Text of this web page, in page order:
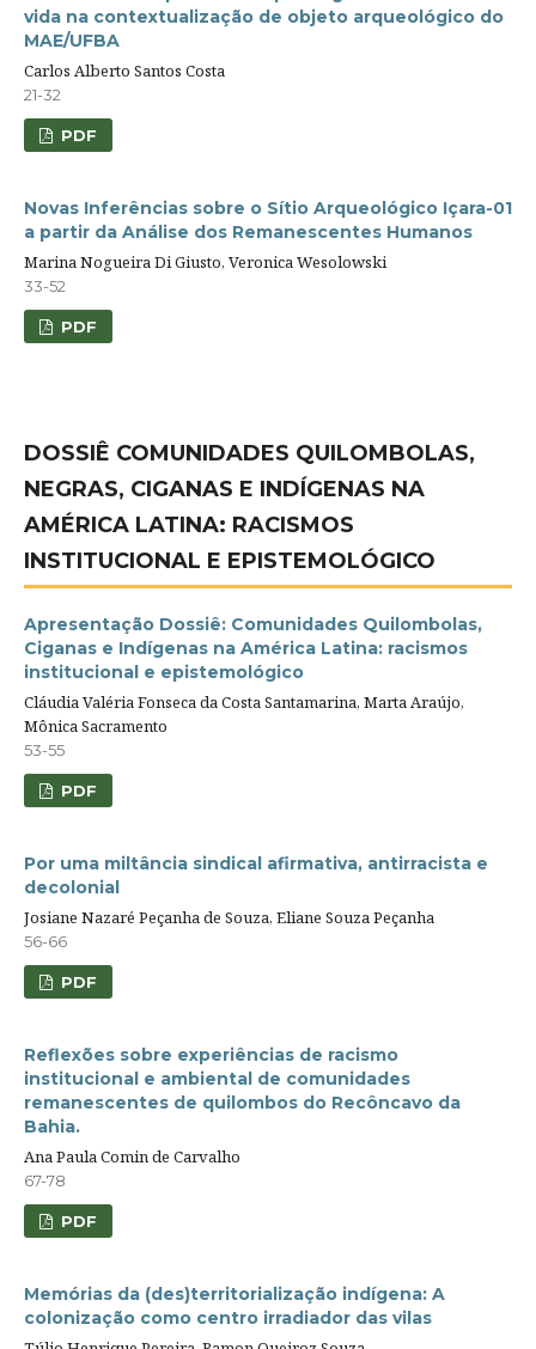
vida na contextualização de objeto arqueológico do
MAE/UFBA
Carlos Alberto Santos Costa
21-32
PDF
Novas Inferências sobre o Sítio Arqueológico Içara-01
a partir da Análise dos Remanescentes Humanos
Marina Nogueira Di Giusto, Veronica Wesolowski
33-52
PDF
DOSSIÊ COMUNIDADES QUILOMBOLAS,
NEGRAS, CIGANAS E INDÍGENAS NA
AMÉRICA LATINA: RACISMOS
INSTITUCIONAL E EPISTEMOLÓGICO
Apresentação Dossiê: Comunidades Quilombolas,
Ciganas e Indígenas na América Latina: racismos
institucional e epistemológico
Cláudia Valéria Fonseca da Costa Santamarina, Marta Araújo,
Mônica Sacramento
53-55
PDF
Por uma miltância sindical afirmativa, antirracista e
decolonial
Josiane Nazaré Peçanha de Souza, Eliane Souza Peçanha
56-66
PDF
Reflexões sobre experiências de racismo
institucional e ambiental de comunidades
remanescentes de quilombos do Recôncavo da
Bahia.
Ana Paula Comin de Carvalho
67-78
PDF
Memórias da (des)territorialização indígena: A
colonização como centro irradiador das vilas